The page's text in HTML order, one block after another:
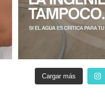
Cargar más